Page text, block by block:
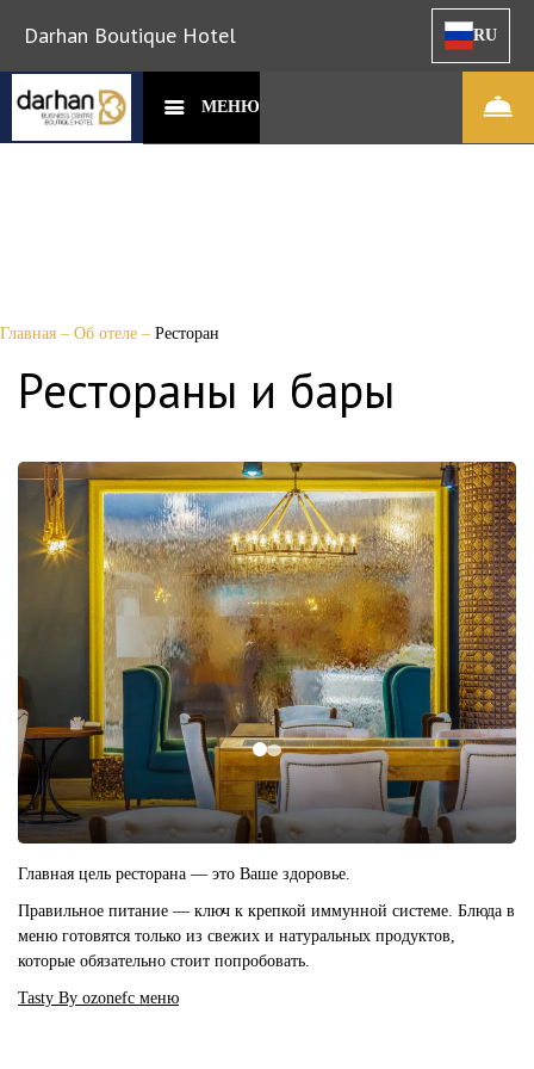
Darhan Boutique Hotel RU
МЕНЮ
Главная – Об отеле – Ресторан
Рестораны и бары
Главная цель ресторана — это Ваше здоровье.
Правильное питание — ключ к крепкой иммунной системе. Блюда в
меню готовятся только из свежих и натуральных продуктов,
которые обязательно стоит попробовать.
Tasty By ozonefc меню